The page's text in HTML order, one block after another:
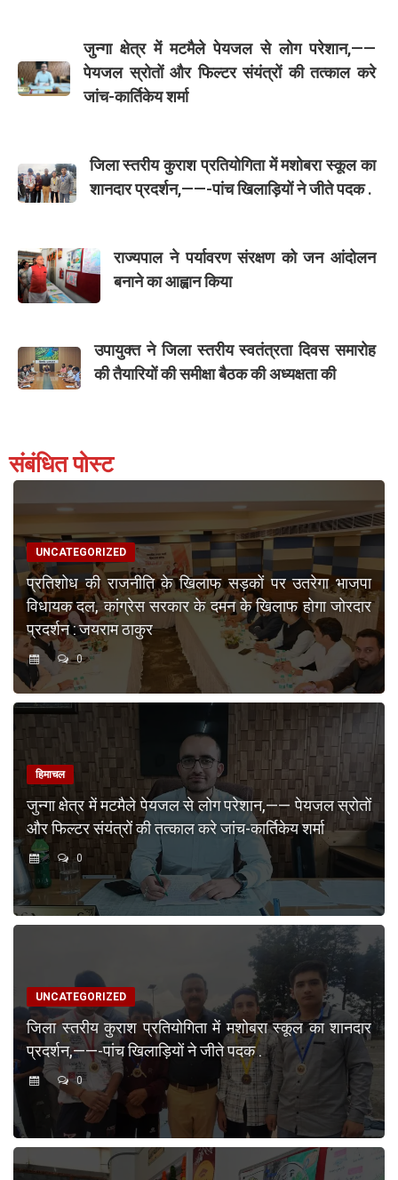
जुन्गा क्षेत्र में मटमैले पेयजल से लोग परेशान,——
पेयजल स्रोतों और फिल्टर संयंत्रों की तत्काल करे
जांच-कार्तिकेय शर्मा
जिला स्तरीय कुराश प्रतियोगिता में मशोबरा स्कूल का
शानदार प्रदर्शन,——-पांच खिलाड़ियों ने जीते पदक .
राज्यपाल ने पर्यावरण संरक्षण को जन आंदोलन
बनाने का आह्वान किया
उपायुक्त ने जिला स्तरीय स्वतंत्रता दिवस समारोह
की तैयारियों की समीक्षा बैठक की अध्यक्षता की
संबंधित पोस्ट
UNCATEGORIZED
प्रतिशोध की राजनीति के खिलाफ सड़कों पर उतरेगा भाजपा
विधायक दल, कांग्रेस सरकार के दमन के खिलाफ होगा जोरदार
प्रदर्शन : जयराम ठाकुर
0
हिमाचल
जुन्गा क्षेत्र में मटमैले पेयजल से लोग परेशान,—— पेयजल स्रोतों
और फिल्टर संयंत्रों की तत्काल करे जांच-कार्तिकेय शर्मा
0
UNCATEGORIZED
जिला स्तरीय कुराश प्रतियोगिता में मशोबरा स्कूल का शानदार
प्रदर्शन,——-पांच खिलाड़ियों ने जीते पदक .
0